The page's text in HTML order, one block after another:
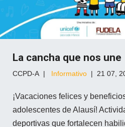
La cancha que nos une
CCPD-A Informativo 21 07,
¡Vacaciones felices y
adolescentes de Alausí!
deportivas que fortalecen